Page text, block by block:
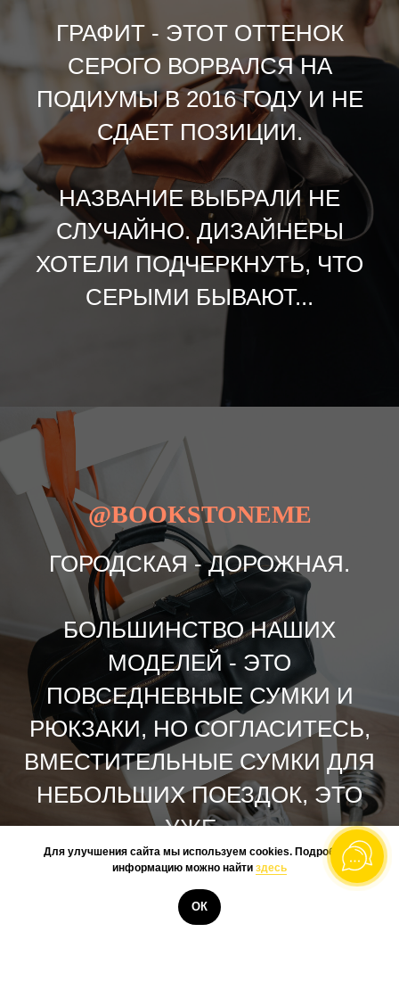
КУПИТЬ
ГРАФИТ - ЭТОТ ОТТЕНОК
СЕРОГО ВОРВАЛСЯ НА
ПОДИУМЫ В 2016 ГОДУ И НЕ
СДАЕТ ПОЗИЦИИ.
НАЗВАНИЕ ВЫБРАЛИ НЕ
СЛУЧАЙНО. ДИЗАЙНЕРЫ
ХОТЕЛИ ПОДЧЕРКНУТЬ, ЧТО
СЕРЫМИ БЫВАЮТ...
@BOOKSTONEME
ГОРОДСКАЯ - ДОРОЖНАЯ.
БОЛЬШИНСТВО НАШИХ
МОДЕЛЕЙ - ЭТО
ПОВСЕДНЕВНЫЕ СУМКИ И
РЮКЗАКИ, НО СОГЛАСИТЕСЬ,
ВМЕСТИТЕЛЬНЫЕ СУМКИ ДЛЯ
НЕБОЛЬШИХ ПОЕЗДОК, ЭТО
УЖЕ...
Для улучшения сайта мы используем cookies. Подробную
информацию можно найти здесь
ОК